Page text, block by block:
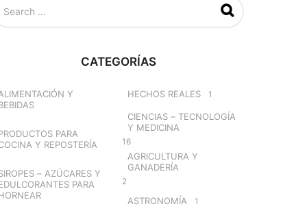
CATEGORÍAS
Y
PARA
Y REPOSTERÍA
– AZÚCARES Y
PARA
HECHOS REALES 1
CIENCIAS – TECNOLOGÍA
Y MEDICINA
16
AGRICULTURA Y
GANADERÍA
2
ASTRONOMÍA 1